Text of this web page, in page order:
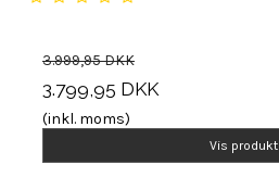
3.999,95 DKK
3.799,95 DKK
(inkl. moms)
Vis produkt